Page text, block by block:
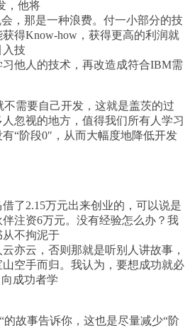
，他将
，那是一种浪费。付一小部分的技
获得Know-how ，获得更高的利润就
入技
他人的技术，再改造成符合IBM需
不需要自己开发，这就是盖茨的过
忽视的地方，值得我们所有人学习
有“阶段0″ ，从而大幅度地降低开发
了2.15万元出来创业的，可以说是
注资6万元。没有经验怎么办？我
不拘泥于
亦云，否则那就是听别人讲故事，
空手而归。我认为，要想成功就必
成功者学
“的故事告诉你，这也是尽量减少“阶